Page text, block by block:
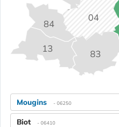
04
13 83
84
Mougins - 06250
Biot - 06410